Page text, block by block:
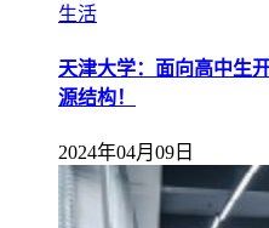
生活
天津大学：面向高中生
源结构！
2024年04月09日